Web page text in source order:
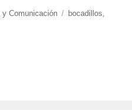
y Comunicación Etiquetas
bocadillos